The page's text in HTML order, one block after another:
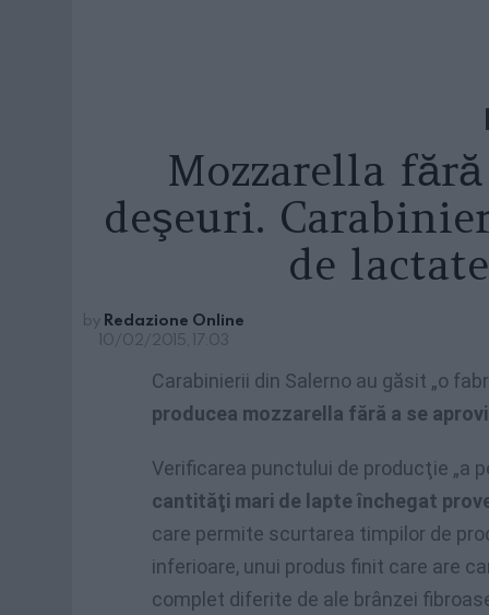
Mozzarella
deşeuri.
de
by Redazione Online
10/02/2015, 17:03
Carabinierii din Salerno au găsit „o
producea mozzarella fără a se
Verificarea punctului de producţie „a
cantităţi mari de lapte închegat
care permite scurtarea timpilor de
inferioare, unui produs finit care are
complet diferite de ale brânzei